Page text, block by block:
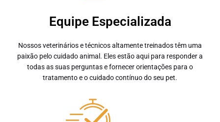
Equipe Especializada
Nossos veterinários e técnicos altamente treinados têm uma
paixão pelo cuidado animal. Eles estão aqui para responder a
todas as suas perguntas e fornecer orientações para o
tratamento e o cuidado contínuo do seu pet.